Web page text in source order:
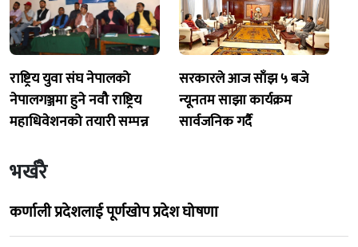
राष्ट्रिय युवा संघ नेपालको
नेपालगञ्जमा हुने नवौ राष्ट्रिय
महाधिवेशनको तयारी सम्पन्न
सरकारले आज साँझ ५ बजे
न्यूनतम साझा कार्यक्रम
सार्वजनिक गर्दै
भर्खरै
कर्णाली प्रदेशलाई पूर्णखोप प्रदेश घोषणा